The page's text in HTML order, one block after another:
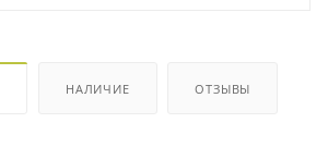
НАЛИЧИЕ ОТЗЫВЫ